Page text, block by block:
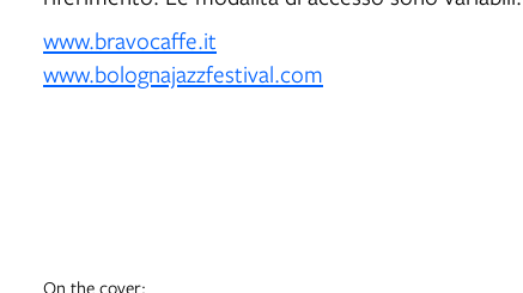
www.bravocaffe.it
www.bolognajazzfestival.com
On the cover: